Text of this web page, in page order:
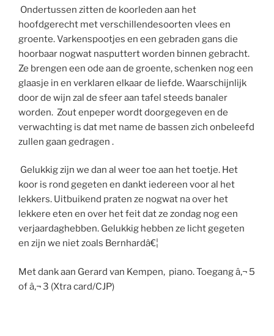
Ondertussen zitten de koorleden aan het
hoofdgerecht met verschillendesoorten vlees en
groente. Varkenspootjes en een gebraden gans die
hoorbaar nogwat nasputtert worden binnen gebracht.
Ze brengen een ode aan de groente, schenken nog een
glaasje in en verklaren elkaar de liefde. Waarschijnlijk
door de wijn zal de sfeer aan tafel steeds banaler
worden. Zout enpeper wordt doorgegeven en de
verwachting is dat met name de bassen zich onbeleefd
zullen gaan gedragen .
Gelukkig zijn we dan al weer toe aan het toetje. Het
koor is rond gegeten en dankt iedereen voor al het
lekkers. Uitbuikend praten ze nogwat na over het
lekkere eten en over het feit dat ze zondag nog een
verjaardaghebben. Gelukkig hebben ze licht gegeten
en zijn we niet zoals Bernhardâ€¦
Met dank aan Gerard van Kempen, piano. Toegang â‚¬ 5
of â‚¬ 3 (Xtra card/CJP)